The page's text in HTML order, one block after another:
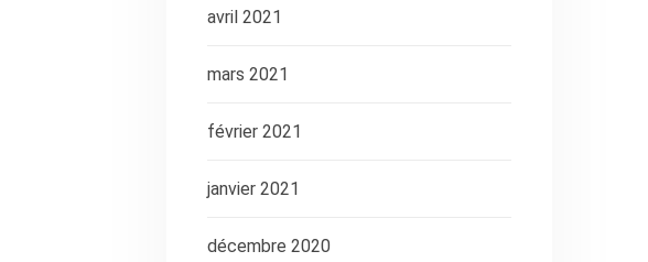
avril 2021
mars 2021
février 2021
janvier 2021
décembre 2020